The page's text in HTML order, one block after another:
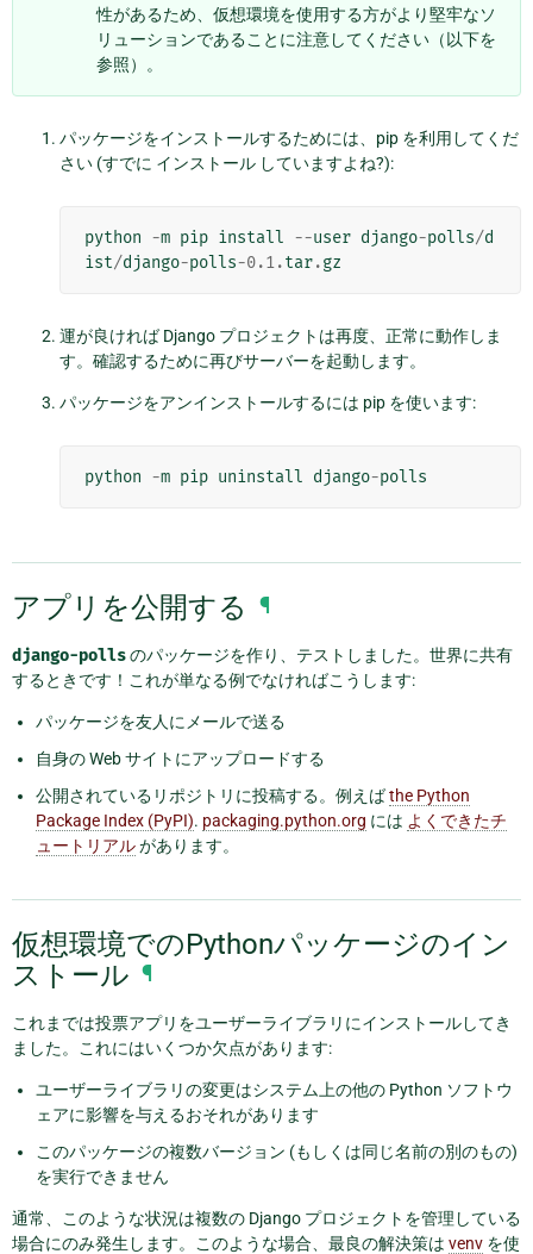
性があるため、仮想環境を使用する方がより堅牢なソ
リューションであることに注意してください（以下を
参照）。
パッケージをインストールするためには、pip を利用してくだ
さい (すでに インストール していますよね?):
python -m pip install --user django-polls/d
ist/django-polls-0.1.tar.gz
運が良ければ Django プロジェクトは再度、正常に動作しま
す。確認するために再びサーバーを起動します。
パッケージをアンインストールするには pip を使います:
python -m pip uninstall django-polls
アプリを公開する ¶
django-pollsのパッケージを作り、テストしました。世界に共有
するときです！これが単なる例でなければこうします:
パッケージを友人にメールで送る
自身の Web サイトにアップロードする
公開されているリポジトリに投稿する。例えばthe Python
Package Index (PyPI). packaging.python.org には よくできたチ
ュートリアルがあります。
仮想環境でのPythonパッケージのイン
ストール ¶
これまでは投票アプリをユーザーライブラリにインストールしてき
ました。これにはいくつか欠点があります:
ユーザーライブラリの変更はシステム上の他の Python ソフトウ
ェアに影響を与えるおそれがあります
このパッケージの複数バージョン (もしくは同じ名前の別のもの)
を実行できません
通常、このような状況は複数の Django プロジェクトを管理している
場合にのみ発生します。このような場合、最良の解決策は venv を使